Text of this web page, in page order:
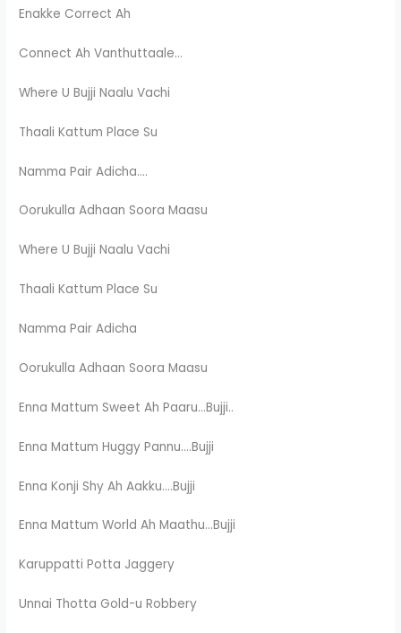
Enakke Correct Ah
Connect Ah Vanthuttaale…
Where U Bujji Naalu Vachi
Thaali Kattum Place Su
Namma Pair Adicha….
Oorukulla Adhaan Soora Maasu
Where U Bujji Naalu Vachi
Thaali Kattum Place Su
Namma Pair Adicha
Oorukulla Adhaan Soora Maasu
Enna Mattum Sweet Ah Paaru…Bujji..
Enna Mattum Huggy Pannu….Bujji
Enna Konji Shy Ah Aakku….Bujji
Enna Mattum World Ah Maathu…Bujji
Karuppatti Potta Jaggery
Unnai Thotta Gold-u Robbery